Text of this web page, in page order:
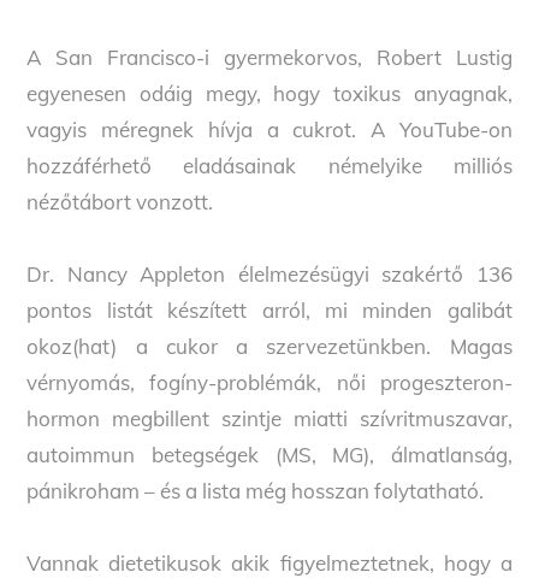
A San Francisco-i gyermekorvos, Robert Lustig
egyenesen odáig megy, hogy toxikus anyagnak,
vagyis méregnek hívja a cukrot. A YouTube-on
hozzáférhető eladásainak némelyike milliós
nézőtábort vonzott.
Dr. Nancy Appleton élelmezésügyi szakértő 136
pontos listát készített arról, mi minden galibát
okoz(hat) a cukor a szervezetünkben. Magas
vérnyomás, fogíny-problémák, női progeszteron-
hormon megbillent szintje miatti szívritmuszavar,
autoimmun betegségek (MS, MG), álmatlanság,
pánikroham – és a lista még hosszan folytatható.
Vannak dietetikusok akik figyelmeztetnek, hogy a